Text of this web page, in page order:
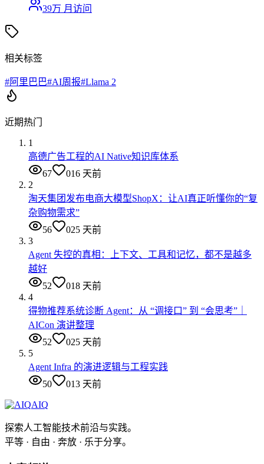
39万 月访问
相关标签
#阿里巴巴#AI周报#Llama 2
近期热门
1
高德广告工程的AI Native知识库体系
67
016 天前
2
淘天集团发布电商大模型ShopX：让AI真正听懂你的“复
杂购物需求”
56
025 天前
3
Agent 失控的真相：上下文、工具和记忆，都不是越多
越好
52
018 天前
4
得物推荐系统诊断 Agent：从 “调接口” 到 “会思考”｜
AICon 演讲整理
52
025 天前
5
Agent Infra 的演进逻辑与工程实践
50
013 天前
AIQ
探索人工智能技术前沿与实践。
平等 · 自由 · 奔放 · 乐于分享。